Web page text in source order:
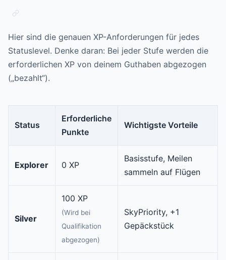
Hier sind die genauen XP-Anforderungen für jedes
Statuslevel. Denke daran: Bei jeder Stufe werden die
erforderlichen XP von deinem Guthaben abgezogen
(„bezahlt“).
Status
Erforderliche
Punkte
Wichtigste Vorteile
Explorer 0 XP
Basisstufe, Meilen
sammeln auf Flügen
Silver
100 XP
(Wird bei
Qualifikation
abgezogen)
SkyPriority, +1
Gepäckstück